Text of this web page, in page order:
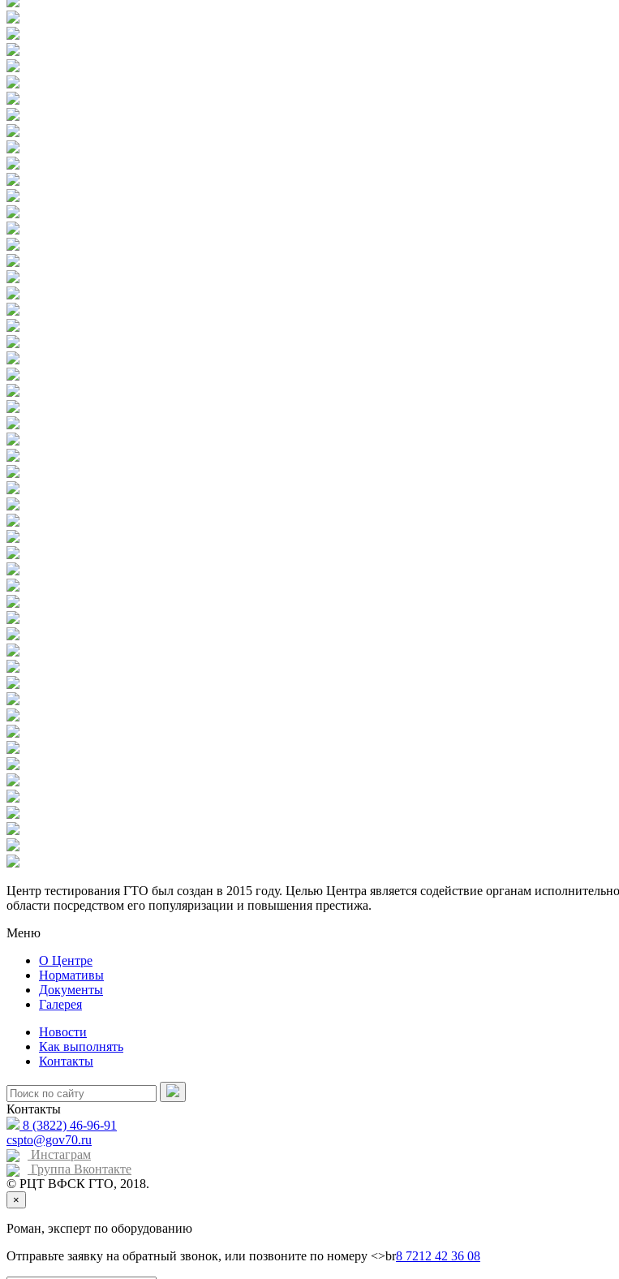
Центр тестирования ГТО был создан в 2015 году. Целью Центра является содействие органам
области посредством его популяризации и повышения престижа.
Меню
О Центре
Нормативы
Документы
Галерея
Новости
Как выполнять
Контакты
Контакты
8 (3822) 46-96-91
cspto@gov70.ru
Инстаграм
Группа Вконтакте
© РЦТ ВФСК ГТО, 2018.
×
Роман, эксперт по оборудованию
Отправьте заявку на обратный звонок, или позвоните по номеру <>br8 7212 42 36 08